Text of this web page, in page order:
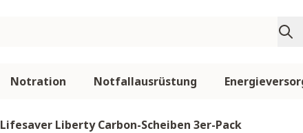
Notration Notfallausrüstung
Lifesaver Liberty Carbon-Scheiben 3er-Pack